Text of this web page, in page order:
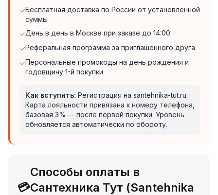
✓Бесплатная доставка по России от установленной
суммы
✓День в день в Москве при заказе до 14:00
✓Реферальная программа за приглашённого друга
✓Персональные промокоды на день рождения и
годовщину 1-й покупки
Как вступить: Регистрация на santehnika-tut.ru.
Карта лояльности привязана к номеру телефона,
базовая 3% — после первой покупки. Уровень
обновляется автоматически по обороту.
💳
Способы оплаты в
Сантехника Тут (Santehnika